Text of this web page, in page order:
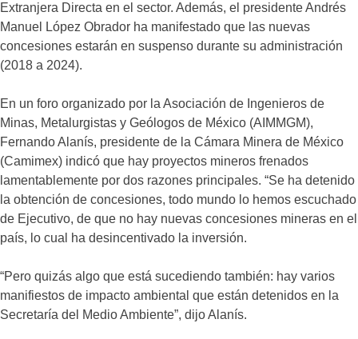
Extranjera Directa en el sector. Además, el presidente Andrés
Manuel López Obrador ha manifestado que las nuevas
concesiones estarán en suspenso durante su administración
(2018 a 2024).
En un foro organizado por la Asociación de Ingenieros de
Minas, Metalurgistas y Geólogos de México (AIMMGM),
Fernando Alanís, presidente de la Cámara Minera de México
(Camimex) indicó que hay proyectos mineros frenados
lamentablemente por dos razones principales. “Se ha detenido
la obtención de concesiones, todo mundo lo hemos escuchado
de Ejecutivo, de que no hay nuevas concesiones mineras en el
país, lo cual ha desincentivado la inversión.
“Pero quizás algo que está sucediendo también: hay varios
manifiestos de impacto ambiental que están detenidos en la
Secretaría del Medio Ambiente”, dijo Alanís.